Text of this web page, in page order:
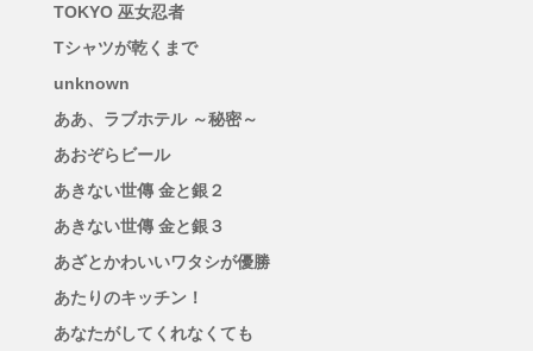
TOKYO 巫女忍者
Tシャツが乾くまで
unknown
ああ、ラブホテル ～秘密～
あおぞらビール
あきない世傳 金と銀２
あきない世傳 金と銀３
あざとかわいいワタシが優勝
あたりのキッチン！
あなたがしてくれなくても